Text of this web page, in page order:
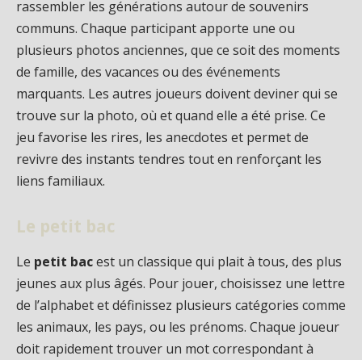
rassembler les générations autour de souvenirs
communs. Chaque participant apporte une ou
plusieurs photos anciennes, que ce soit des moments
de famille, des vacances ou des événements
marquants. Les autres joueurs doivent deviner qui se
trouve sur la photo, où et quand elle a été prise. Ce
jeu favorise les rires, les anecdotes et permet de
revivre des instants tendres tout en renforçant les
liens familiaux.
Le petit bac
Le petit bacest un classique qui plait à tous, des plus
jeunes aux plus âgés. Pour jouer, choisissez une lettre
de l’alphabet et définissez plusieurs catégories comme
les animaux, les pays, ou les prénoms. Chaque joueur
doit rapidement trouver un mot correspondant à